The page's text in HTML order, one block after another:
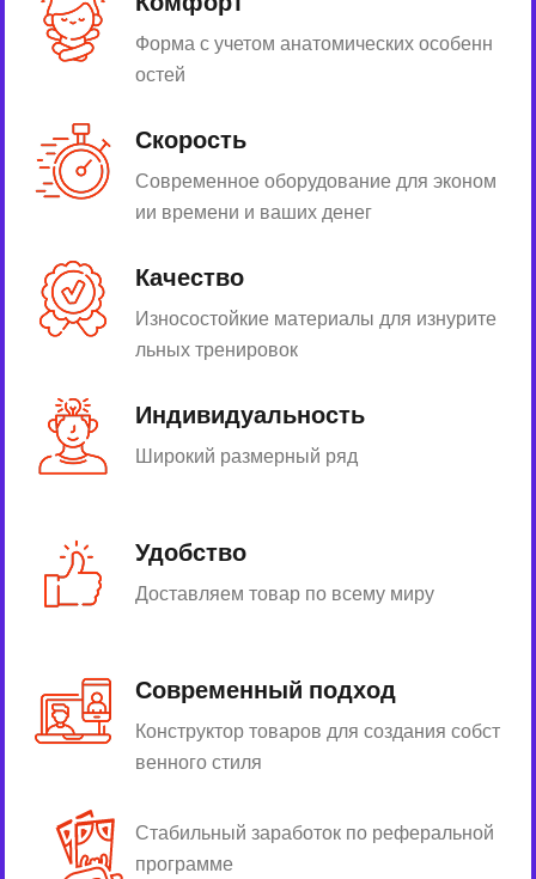
Форма с учетом анатомических особенн
остей
Скорость
Современное оборудование для эконом
ии времени и ваших денег
Качество
Износостойкие материалы для изнурите
льных тренировок
Индивидуальность
Широкий размерный ряд
Удобство
Доставляем товар по всему миру
Современный подход
Конструктор товаров для создания собст
венного стиля
Стабильный заработок по реферальной
программе